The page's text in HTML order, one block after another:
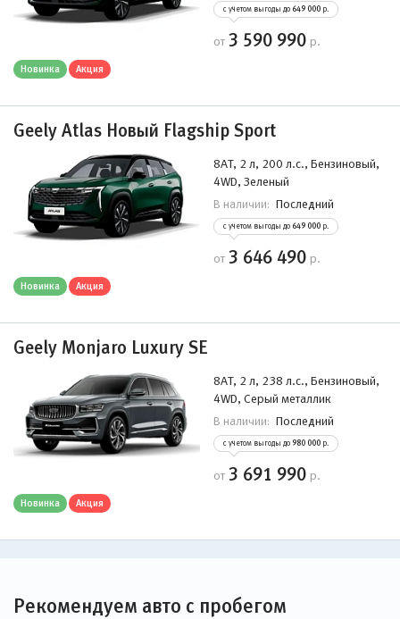
с учетом выгоды до 649 000 р.
от 3 590 990 р.
Новинка Акция
Geely Atlas Новый Flagship Sport
8AT, 2 л, 200 л.с., Бензиновый,
4WD, Зеленый
В наличии: Последний
с учетом выгоды до 649 000 р.
от 3 646 490 р.
Новинка Акция
Geely Monjaro Luxury SE
8AT, 2 л, 238 л.с., Бензиновый,
4WD, Серый металлик
В наличии: Последний
с учетом выгоды до 980 000 р.
от 3 691 990 р.
Новинка Акция
Рекомендуем авто с пробегом